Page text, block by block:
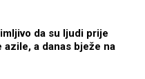
da su ljudi prije
a danas bježe na